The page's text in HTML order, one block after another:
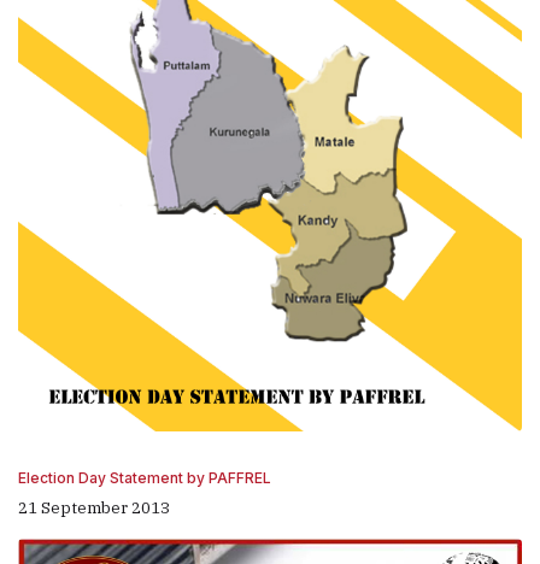
Election Day Statement by PAFFREL
21 September 2013